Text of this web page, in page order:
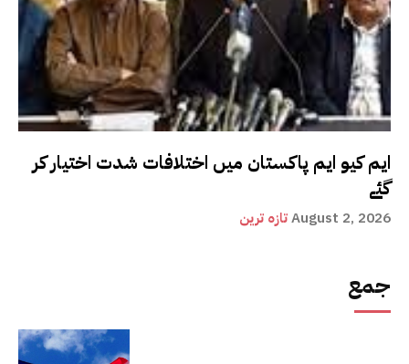
ایم کیو ایم پاکستان میں اختلافات شدت اختیار کر
گئے
تازہ ترینAugust 2, 2026
جمع